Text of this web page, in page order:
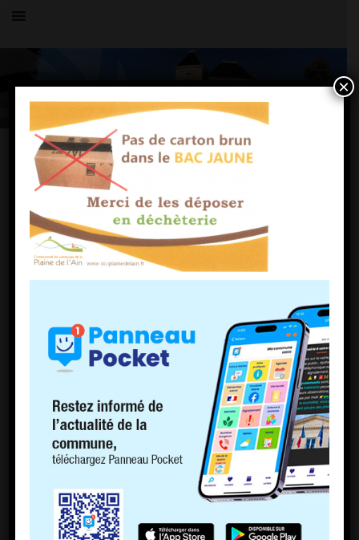
Toutes les actualités
LE VILLAGE
Déchets cartons
17 mars 2022
×